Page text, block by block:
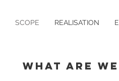
SCOPE REALISATION
WHAT ARE